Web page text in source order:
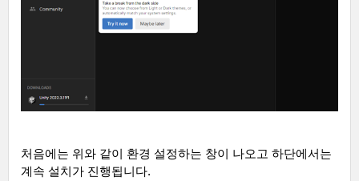
처음에는 위와 같이 환경 설정하는 창이 나오고 하단에서는
계속 설치가 진행됩니다.